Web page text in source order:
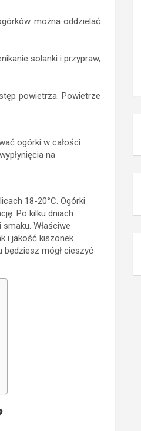
można oddzielać
solanki i przypraw,
powietrza. Powietrze
ogórki w całości.
na
18-20°C. Ogórki
Po kilku dniach
Właściwe
i jakość kiszonek.
będziesz mógł cieszyć